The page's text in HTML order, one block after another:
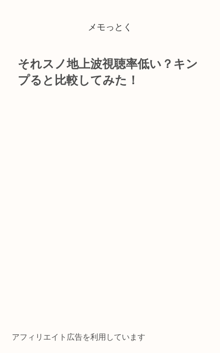
メモっとく
それスノ地上波視聴率低い？キン
プると比較してみた！
アフィリエイト広告を利用しています